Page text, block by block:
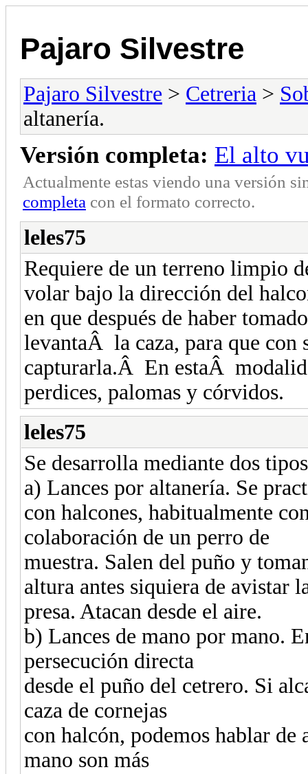
Pajaro Silvestre
Pajaro Silvestre > Cetreria >
altanería.
Versión completa: El alto
Actualmente estas viendo una versión
completa con el formato correcto.
leles75
Requiere de un terreno limpio
volar bajo la dirección del
en que después de haber
levantaÂ la caza, para que con
capturarla.Â En estaÂ
perdices, palomas y córvidos.
leles75
Se desarrolla mediante dos
a) Lances por altanería. Se
con halcones, habitualmente
colaboración de un perro de
muestra. Salen del puño y
altura antes siquiera de avistar
presa. Atacan desde el aire.
b) Lances de mano por mano.
persecución directa
desde el puño del cetrero. Si
caza de cornejas
con halcón, podemos hablar
mano son más